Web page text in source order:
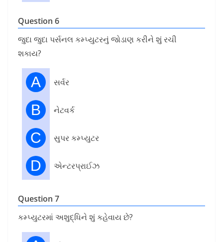
Question 6
જુદા જુદા પર્સનલ કમ્પ્યુટરનું જોડાણ કરીને શું રચી
શકાય?
A સર્વર
B નેટવર્ક
C સુપર કમ્પ્યુટર
D એન્ટરપ્રાઈઝ
Question 7
કમ્પ્યુટરમાં અશુદ્ધિને શું કહેવાય છે?